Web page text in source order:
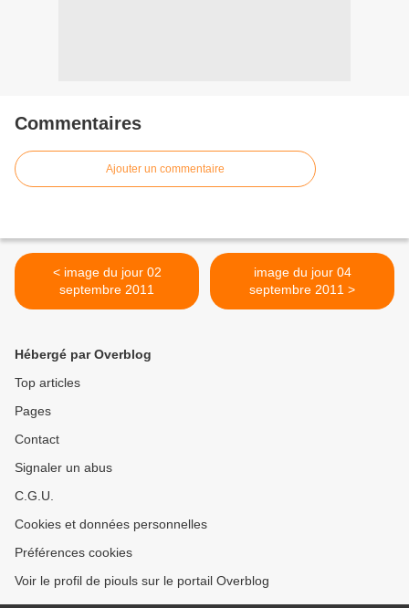
Commentaires
Ajouter un commentaire
< image du jour 02
septembre 2011
image du jour 04
septembre 2011 >
Hébergé par Overblog
Top articles
Pages
Contact
Signaler un abus
C.G.U.
Cookies et données personnelles
Préférences cookies
Voir le profil de piouls sur le portail Overblog